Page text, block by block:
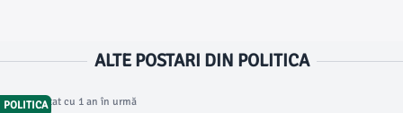
ALTE POSTARI DIN POLITICA
POLITICA
Articol postat cu 1 an în urmă